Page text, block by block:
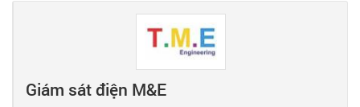
Giám sát điện M&E